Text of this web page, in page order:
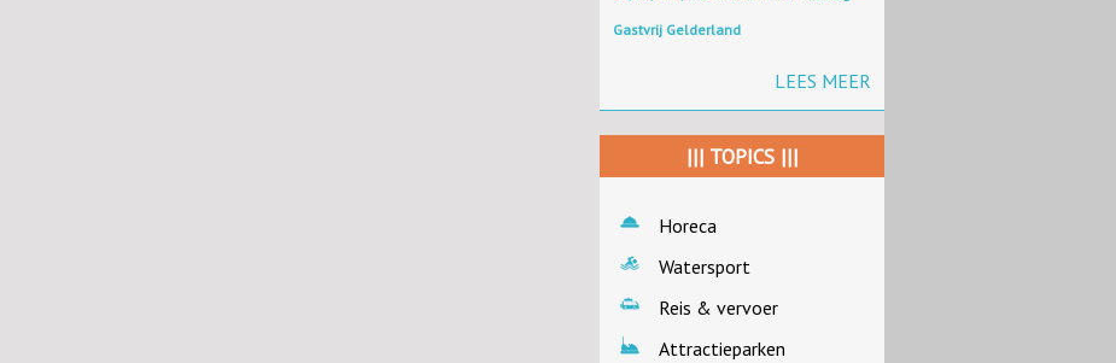
Gastvrij Gelderland
LEES MEER
||| TOPICS |||
Horeca
Watersport
Reis & vervoer
Attractieparken